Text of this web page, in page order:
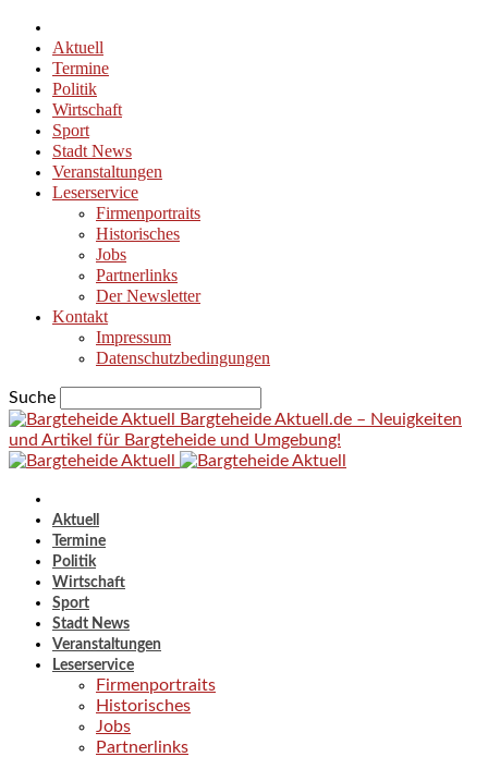
Aktuell
Termine
Politik
Wirtschaft
Sport
Stadt News
Veranstaltungen
Leserservice
Firmenportraits
Historisches
Jobs
Partnerlinks
Der Newsletter
Kontakt
Impressum
Datenschutzbedingungen
Suche
Bargteheide Aktuell.de – Neuigkeiten
und Artikel für Bargteheide und Umgebung!
Aktuell
Termine
Politik
Wirtschaft
Sport
Stadt News
Veranstaltungen
Leserservice
Firmenportraits
Historisches
Jobs
Partnerlinks